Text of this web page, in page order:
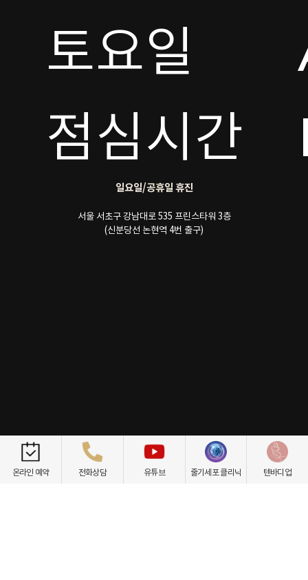
토요일
점심시간
일요일/공휴일 휴진
서울 서초구 강남대로 535 프린스타워 3층
(신분당선 논현역 4번 출구)
개인정보취급방침 이용약관 환자권리장전 비급여항목
온라인 예약 전화상담 유튜브 줄기세포 클리닉 텐바디업